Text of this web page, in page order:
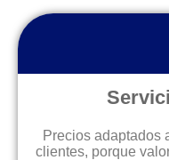
Precios adaptados
clientes, porque